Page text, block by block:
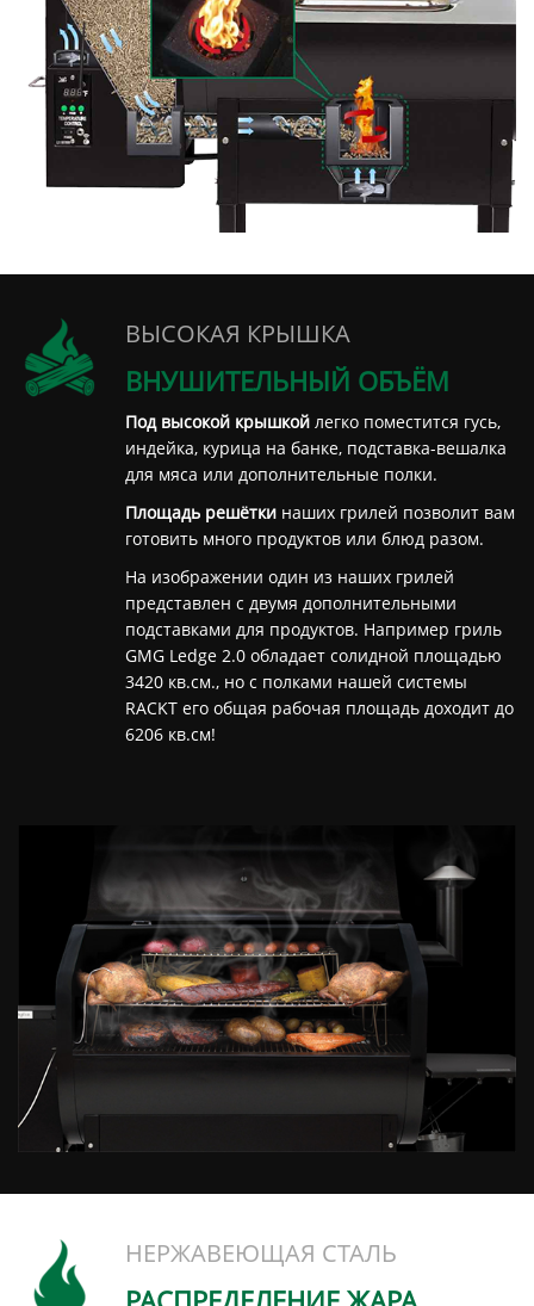
ВЫСОКАЯ КРЫШКА
ВНУШИТЕЛЬНЫЙ ОБЪЁМ
Под высокой крышкой легко поместится гусь,
индейка, курица на банке, подставка-вешалка
для мяса или дополнительные полки.
Площадь решётки наших грилей позволит вам
готовить много продуктов или блюд разом.
На изображении один из наших грилей
представлен с двумя дополнительными
подставками для продуктов. Например гриль
GMG Ledge 2.0 обладает солидной площадью
3420 кв.см., но с полками нашей системы
RACKT его общая рабочая площадь доходит до
6206 кв.см!
НЕРЖАВЕЮЩАЯ СТАЛЬ